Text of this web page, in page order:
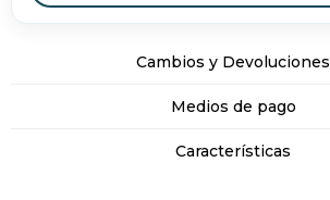
Cambios y Devoluciones
Medios de pago
Características